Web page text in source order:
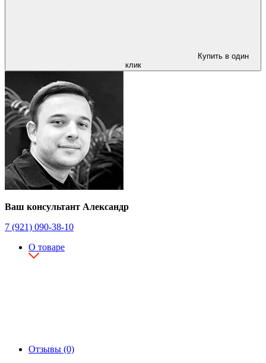
Купить в один
клик
Ваш консультант Александр
7 (921) 090-38-10
О товаре
Отзывы (0)